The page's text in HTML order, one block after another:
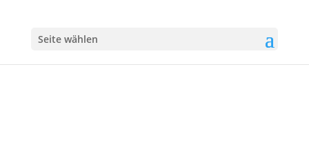
Seite wählen